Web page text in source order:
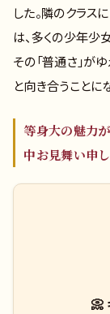
した。隣のクラス
は、多くの少年少
その「普通さ」が
と向き合うことに
等身大の魅力
中お見舞い申
📀